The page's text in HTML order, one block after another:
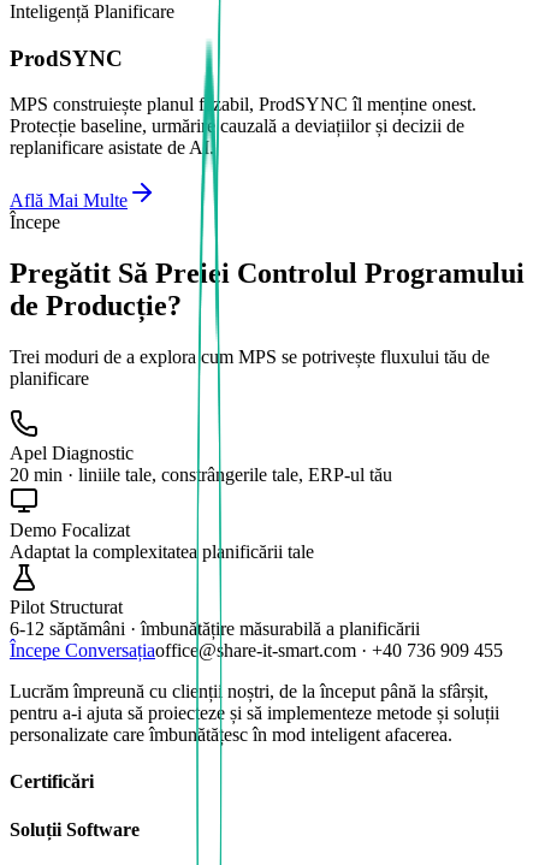
Inteligență Planificare
ProdSYNC
MPS construiește planul fezabil, ProdSYNC îl menține onest.
Protecție baseline, urmărire cauzală a deviațiilor și decizii de
replanificare asistate de AI.
Află Mai Multe
Începe
Pregătit Să Preiei Controlul Programului
de Producție?
Trei moduri de a explora cum MPS se potrivește fluxului tău de
planificare
Apel Diagnostic
20 min · liniile tale, constrângerile tale, ERP-ul tău
Demo Focalizat
Adaptat la complexitatea planificării tale
Pilot Structurat
6-12 săptămâni · îmbunătățire măsurabilă a planificării
Începe Conversațiaoffice@share-it-smart.com · +40 736 909 455
Lucrăm împreună cu clienții noștri, de la început până la sfârșit,
pentru a-i ajuta să proiecteze și să implementeze metode și soluții
personalizate care îmbunătățesc în mod inteligent afacerea.
Certificări
Soluții Software